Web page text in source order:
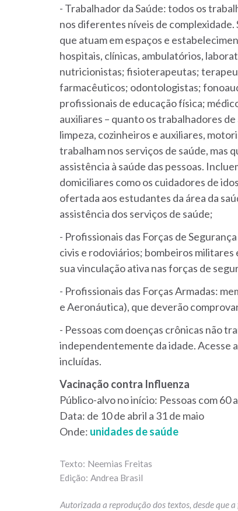
- Trabalhador da Saúde: todos os
nos diferentes níveis de
que atuam em espaços e
hospitais, clínicas, ambulatórios,
nutricionistas; fisioterapeutas;
farmacêuticos; odontologistas;
profissionais de educação física;
auxiliares – quanto os trabalhadores
limpeza, cozinheiros e auxiliares,
trabalham nos serviços de saúde, mas
assistência à saúde das pessoas.
domiciliares como os cuidadores de
ofertada aos estudantes da área da
assistência dos serviços de saúde;
- Profissionais das Forças de
civis e rodoviários; bombeiros
sua vinculação ativa nas forças de
- Profissionais das Forças Armadas:
e Aeronáutica), que deverão
- Pessoas com doenças crônicas não
independentemente da idade. Acesse
incluídas.
Vacinação contra Influenza
Público-alvo no início: Pessoas com 60
Data: de 10 de abril a 31 de maio
Onde: unidades de saúde
Neemias Freitas
Andrea Brasil